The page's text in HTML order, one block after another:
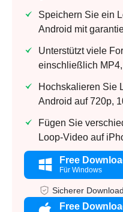
Speichern Sie ein
Android mit
Unterstützt viele
einschließlich MP4,
Hochskalieren Sie
Android auf 720p,
Fügen Sie
Loop-Video auf
Free
Für Windows
Sicherer Download
Free